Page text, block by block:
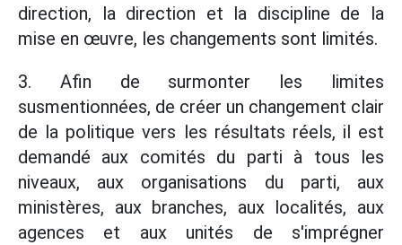
direction, la direction et la discipline de la
mise en œuvre, les changements sont limités.
3. Afin de surmonter les limites
susmentionnées, de créer un changement clair
de la politique vers les résultats réels, il est
demandé aux comités du parti à tous les
niveaux, aux organisations du parti, aux
ministères, aux branches, aux localités, aux
agences et aux unités de s'imprégner